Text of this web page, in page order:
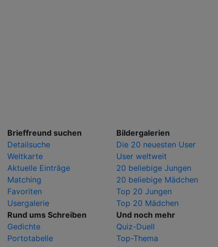
Brieffreund suchen
Detailsuche
Weltkarte
Aktuelle Einträge
Matching
Favoriten
Usergalerie
Bildergalerien
Die 20 neuesten User
User weltweit
20 beliebige Jungen
20 beliebige Mädchen
Top 20 Jungen
Top 20 Mädchen
Rund ums Schreiben
Gedichte
Portotabelle
Und noch mehr
Quiz-Duell
Top-Thema